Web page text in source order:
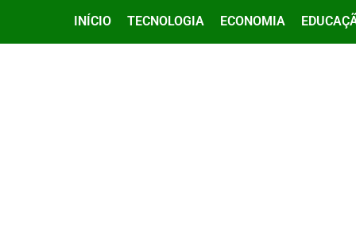
INÍCIO TECNOLOGIA ECONOMIA